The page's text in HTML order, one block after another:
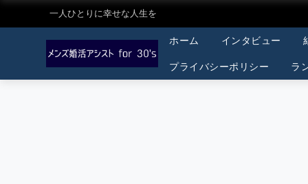
一人ひとりに幸せな人生を
ホーム インタビュー
プライバシーポリシー ラ